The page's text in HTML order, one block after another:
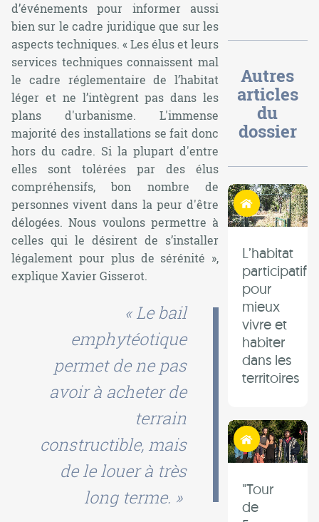
d’événements pour informer aussi
bien sur le cadre juridique que sur les
aspects techniques. « Les élus et leurs
services techniques connaissent mal
le cadre réglementaire de l’habitat
léger et ne l’intègrent pas dans les
plans d'urbanisme. L'immense
majorité des installations se fait donc
hors du cadre. Si la plupart d'entre
elles sont tolérées par des élus
compréhensifs, bon nombre de
personnes vivent dans la peur d'être
délogées. Nous voulons permettre à
celles qui le désirent de s’installer
légalement pour plus de sérénité »,
explique Xavier Gisserot.
« Le bail
emphytéotique
permet de ne pas
avoir à acheter de
terrain
constructible, mais
de le louer à très
long terme. »
Autres
articles
du
dossier
Habiter autrement
L’habitat
participatif
pour
mieux
vivre et
habiter
dans les
territoires
Habiter autrement
"Tour
de